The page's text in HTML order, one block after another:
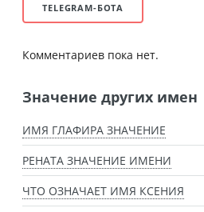
TELEGRAM-БОТА
Комментариев пока нет.
Значение других имен
ИМЯ ГЛАФИРА ЗНАЧЕНИЕ
РЕНАТА ЗНАЧЕНИЕ ИМЕНИ
ЧТО ОЗНАЧАЕТ ИМЯ КСЕНИЯ